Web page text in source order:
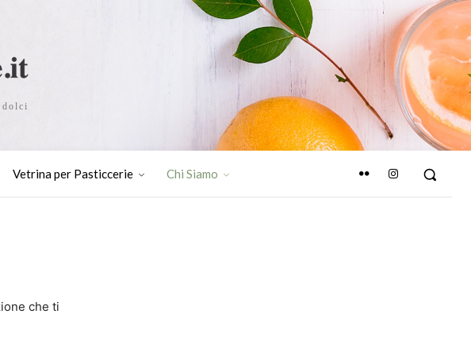
dolci
Vetrina per Pasticcerie Chi Siamo
che ti